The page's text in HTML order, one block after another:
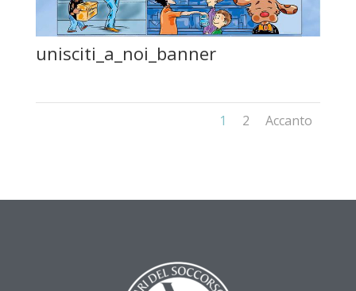
unisciti_a_noi_banner
1 2 Accanto